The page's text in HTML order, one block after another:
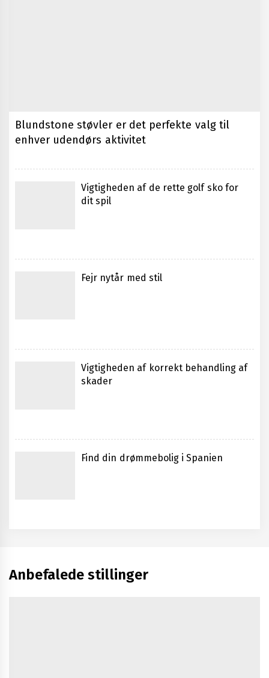
for bilens vedligeholdelse
behov
Rådgivning ved Boligkøb
ankelsmerter
Blundstone støvler er det perfekte valg til
enhver udendørs aktivitet
Vigtigheden af de rette golf sko for
dit spil
Fejr nytår med stil
Vigtigheden af korrekt behandling af
skader
Find din drømmebolig i Spanien
Anbefalede stillinger